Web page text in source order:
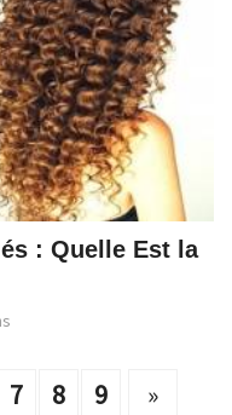
: Quelle Est la
7 8 9 »